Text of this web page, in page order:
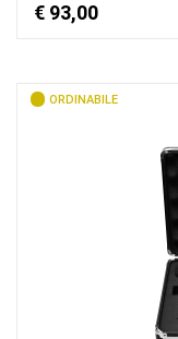
€ 93,00
ORDINABILE